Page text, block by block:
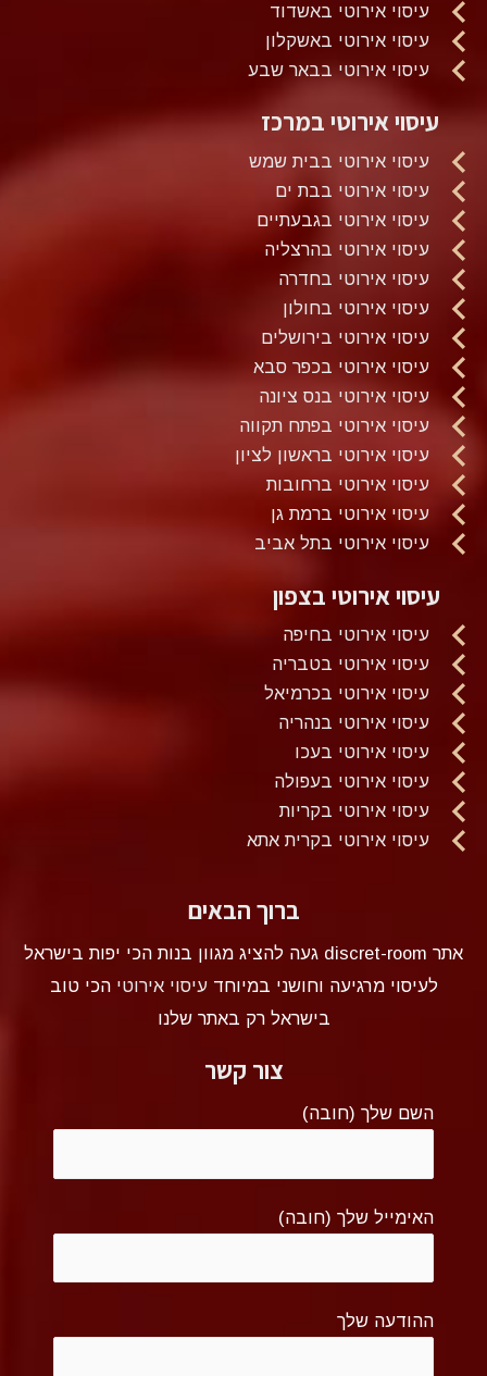
עיסוי אירוטי באשדוד
עיסוי אירוטי באשקלון
עיסוי אירוטי בבאר שבע
עיסוי אירוטי במרכז
עיסוי אירוטי בבית שמש
עיסוי אירוטי בבת ים
עיסוי אירוטי בגבעתיים
עיסוי אירוטי בהרצליה
עיסוי אירוטי בחדרה
עיסוי אירוטי בחולון
עיסוי אירוטי בירושלים
עיסוי אירוטי בכפר סבא
עיסוי אירוטי בנס ציונה
עיסוי אירוטי בפתח תקווה
עיסוי אירוטי בראשון לציון
עיסוי אירוטי ברחובות
עיסוי אירוטי ברמת גן
עיסוי אירוטי בתל אביב
עיסוי אירוטי בצפון
עיסוי אירוטי בחיפה
עיסוי אירוטי בטבריה
עיסוי אירוטי בכרמיאל
עיסוי אירוטי בנהריה
עיסוי אירוטי בעכו
עיסוי אירוטי בעפולה
עיסוי אירוטי בקריות
עיסוי אירוטי בקרית אתא
ברוך הבאים
אתר discret-room געה להציג מגוון בנות הכי יפות בישראל
לעיסוי מרגיעה וחושני במיוחדעיסוי אירוטי הכי טוב
בישראל רק באתר שלנו
צור קשר
השם שלך (חובה)
האימייל שלך (חובה)
ההודעה שלך